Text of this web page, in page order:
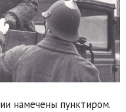
намечены пунктиром.